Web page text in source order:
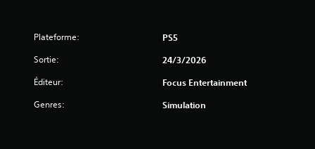
Plateforme: PS5
Sortie: 24/3/2026
Éditeur: Focus Entertainment
Genres: Simulation